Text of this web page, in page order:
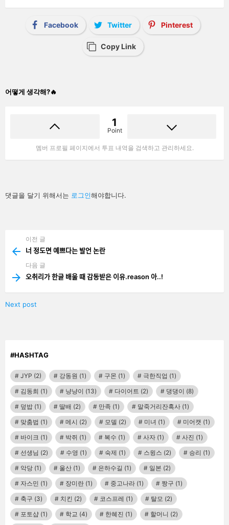
Facebook Twitter Pinterest
Copy Link
어떻게 생각해?🔥
1
Point
멤버 프로필 페이지에서 투표 내역을 검색하고 관리하세요.
답
글
댓글을 달기 위해서는 로그인해야합니다.
more
이전 글
너 정도면 예쁘다는 발언 논란
다음 글
오취리가 한글 배울 때 감동받은 이유.reason 아..!
Next post
#HASHTAG
JYP (2) 강동원 (1) 구몬 (1) 극한직업 (1)
김동희 (1) 냥냥이 (13) 다이어트 (2) 댕댕이 (8)
덮밥 (1) 딸배 (2) 만족 (1) 말죽거리잔혹사 (1)
맞춤법 (1) 메시 (2) 모델 (2) 미녀 (1) 미어캣 (1)
바이크 (1) 박쥐 (1) 복수 (1) 사자 (1) 사진 (1)
선생님 (2) 수영 (1) 숙제 (1) 스윙스 (2) 승리 (1)
악당 (1) 울산 (1) 은하수길 (1) 일본 (2)
자스민 (1) 장미란 (1) 중고나라 (1) 짱구 (1)
축구 (3) 치킨 (2) 코스프레 (1) 탈모 (2)
포토샵 (1) 학교 (4) 한혜진 (1) 할머니 (2)